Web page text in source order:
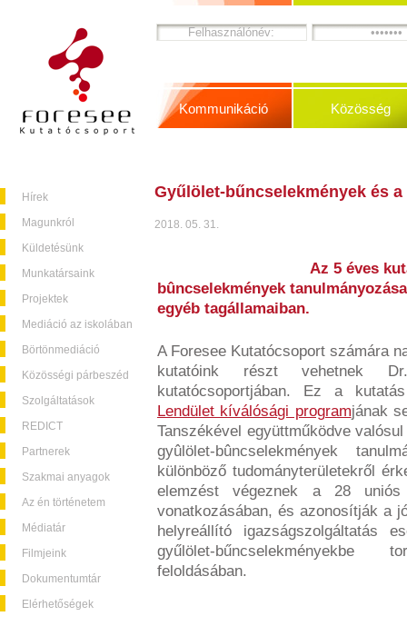
Hírek
Magunkról
Küldetésünk
Munkatársaink
Projektek
Mediáció az iskolában
Börtönmediáció
Közösségi párbeszéd
Szolgáltatások
REDICT
Partnerek
Szakmai anyagok
Az én történetem
Médiatár
Filmjeink
Dokumentumtár
Elérhetőségek
Kommunikáció Közösség
Gyűlölet-bűncselekmények és
2018. 05. 31.
Az 5 éves
bûncselekmények
egyéb tagállamaiban.
A Foresee Kutatócsoport számára
kutatóink részt vehetnek
kutatócsoportjában. Ez a
Lendület kíválósági programjának
Tanszékével együttműködve
gyûlölet-bûncselekmények
különböző tudományterületekről
elemzést végeznek a 28 uniós
vonatkozásában, és azonosítják a
helyreállító igazságszolgáltatás
gyűlölet-
feloldásában.